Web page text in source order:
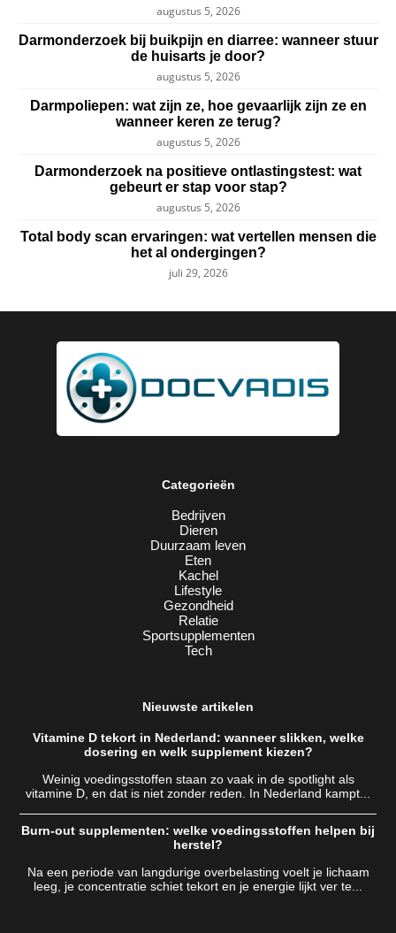
augustus 5, 2026
Darmonderzoek bij buikpijn en diarree: wanneer stuur
de huisarts je door?
augustus 5, 2026
Darmpoliepen: wat zijn ze, hoe gevaarlijk zijn ze en
wanneer keren ze terug?
augustus 5, 2026
Darmonderzoek na positieve ontlastingstest: wat
gebeurt er stap voor stap?
augustus 5, 2026
Total body scan ervaringen: wat vertellen mensen die
het al ondergingen?
juli 29, 2026
Categorieën
Bedrijven
Dieren
Duurzaam leven
Eten
Kachel
Lifestyle
Gezondheid
Relatie
Sportsupplementen
Tech
Nieuwste artikelen
Vitamine D tekort in Nederland: wanneer slikken, welke
dosering en welk supplement kiezen?
Weinig voedingsstoffen staan zo vaak in de spotlight als
vitamine D, en dat is niet zonder reden. In Nederland kampt...
Burn-out supplementen: welke voedingsstoffen helpen bij
herstel?
Na een periode van langdurige overbelasting voelt je lichaam
leeg, je concentratie schiet tekort en je energie lijkt ver te...